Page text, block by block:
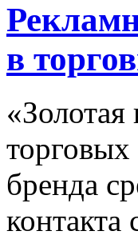
в
торговых
бренда
контакта